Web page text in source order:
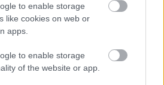
to enable storage
like cookies on web or
apps.
to enable storage
of the website or app.